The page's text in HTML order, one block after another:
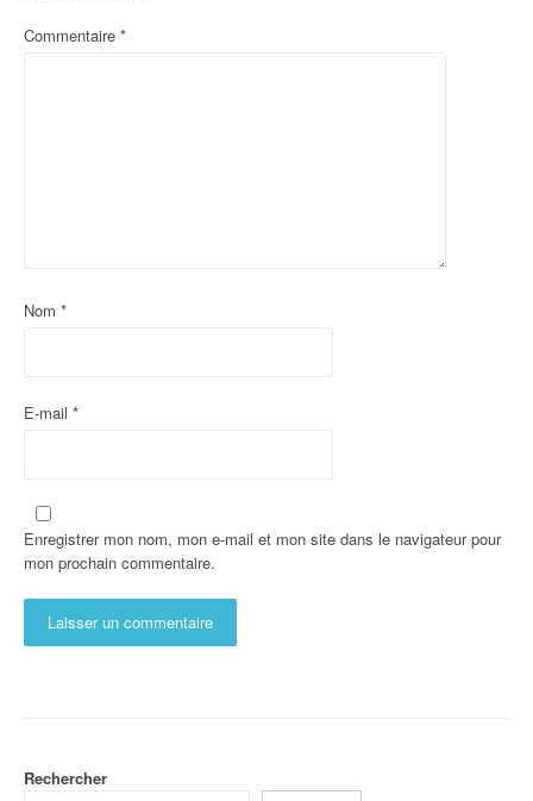
Commentaire *
Nom *
E-mail *
Enregistrer mon nom, mon e-mail et mon site dans le navigateur pour
mon prochain commentaire.
Rechercher